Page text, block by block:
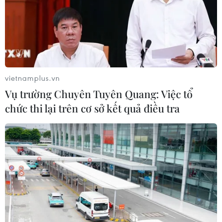
quỹ thị thực mới, ảnh hưởng tới hàng
04/08/2026 01:25
Xem thêm
CƠ QUAN CHỦ QUẢN: THÔNG TẤN XÃ VIỆT NAM
Tổng Biên tập: TRẦN TIẾN DUẨN
Phó Tổng Biên tập: NGUYỄN THỊ TÁM, KHÚC THANH
THỦY
Sở hữu trí tuệ
Quy định sử dụng
vietnamplus.vn
Vụ trường Chuyên Tuyên Quang: Việc tổ
chức thi lại trên cơ sở kết quả điều tra